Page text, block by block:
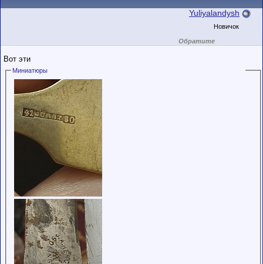
Yuliyalandysh
Новичок
Обратите
внимание на
Вот эти
Миниатюры